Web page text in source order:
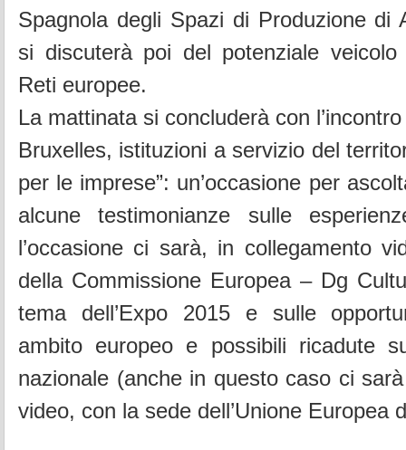
Spagnola degli Spazi di Produzione di
si discuterà poi del potenziale
Reti europee.
La mattinata si concluderà con
Bruxelles, istituzioni a servizio del
per le imprese”: un’occasione per
alcune testimonianze sulle
l’occasione ci sarà, in collegamento
della Commissione Europea – Dg
tema dell’Expo 2015 e sulle
ambito europeo e possibili ricadute
nazionale (anche in questo caso ci
video, con la sede dell’Unione Europea